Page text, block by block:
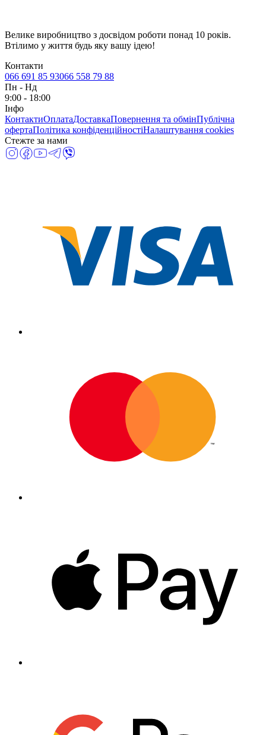
Велике виробництво з досвідом роботи понад 10 років.
Втілимо у життя будь яку вашу ідею!
Контакти
066 691 85 93066 558 79 88
Пн - Нд
9:00 - 18:00
Інфо
КонтактиОплатаДоставкаПовернення та обмінПублічна
офертаПолітика конфіденційностіНалаштування cookies
Стежте за нами